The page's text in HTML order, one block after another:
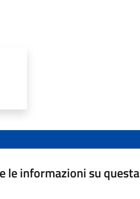
le informazioni su questa